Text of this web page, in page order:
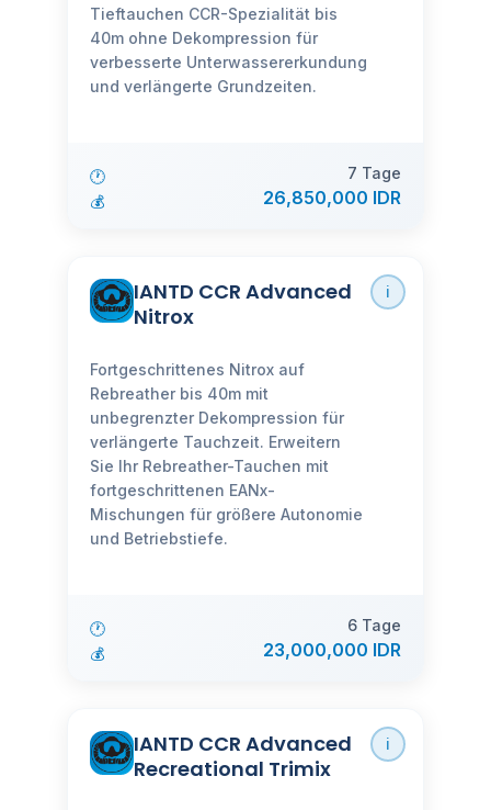
Tieftauchen CCR-Spezialität bis
40m ohne Dekompression für
verbesserte Unterwassererkundung
und verlängerte Grundzeiten.
🕐
7 Tage
💰
26,850,000 IDR
ℹ️
IANTD CCR Advanced
Nitrox
Fortgeschrittenes Nitrox auf
Rebreather bis 40m mit
unbegrenzter Dekompression für
verlängerte Tauchzeit. Erweitern
Sie Ihr Rebreather-Tauchen mit
fortgeschrittenen EANx-
Mischungen für größere Autonomie
und Betriebstiefe.
🕐
6 Tage
💰
23,000,000 IDR
ℹ️
IANTD CCR Advanced
Recreational Trimix